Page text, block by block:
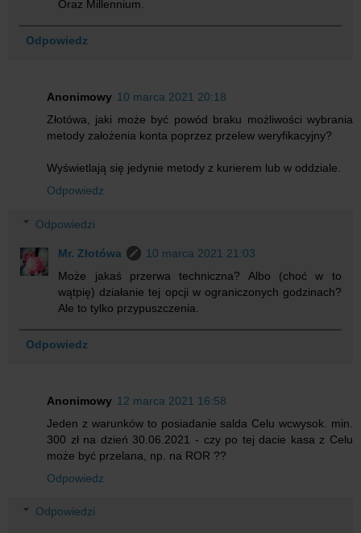
Oraz Millennium.
Odpowiedz
Anonimowy 10 marca 2021 20:18
Złotówa, jaki może być powód braku możliwości wybrania
metody założenia konta poprzez przelew weryfikacyjny?
Wyświetlają się jedynie metody z kurierem lub w oddziale.
Odpowiedz
Odpowiedzi
Mr. Złotówa
10 marca 2021 21:03
Może jakaś przerwa techniczna? Albo (choć w to
wątpię) działanie tej opcji w ograniczonych godzinach?
Ale to tylko przypuszczenia.
Odpowiedz
Anonimowy 12 marca 2021 16:58
Jeden z warunków to posiadanie salda Celu wcwysok. min.
300 zł na dzień 30.06.2021 - czy po tej dacie kasa z Celu
może być przelana, np. na ROR ??
Odpowiedz
Odpowiedzi